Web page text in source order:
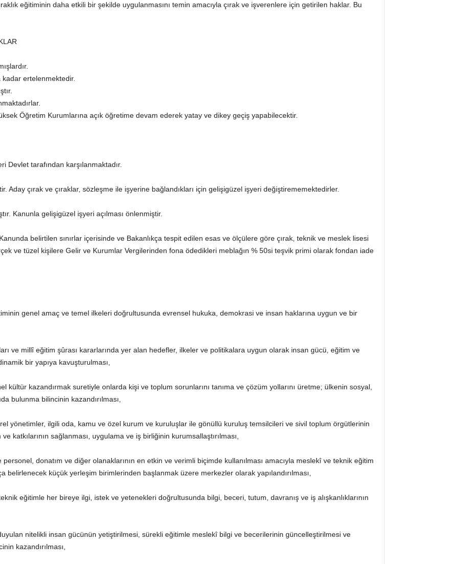
eğitiminin daha etkili bir şekilde uygulanmasını temin amacıyla çırak ve işverenlere için getirilen haklar. Bu
ertelenmektedir.
Öğretim Kurumlarına açık öğretime devam ederek yatay ve dikey geçiş yapabilecektir.
Devlet tarafından karşılanmaktadır.
Aday çırak ve çıraklar, sözleşme ile işyerine bağlandıkları için gelişigüzel işyeri değiştirememektedirler.
Kanunla gelişigüzel işyeri açılması önlenmiştir.
belirtilen sınırlar içerisinde ve Bakanlıkça tespit edilen esas ve ölçülere göre çırak, teknik ve meslek lisesi
ve tüzel kişilere Gelir ve Kurumlar Vergilerinden fona ödedikleri meblağın % 50si teşvik primi olarak fondan iade
genel amaç ve temel ilkeleri doğrultusunda evrensel hukuka, demokrasi ve insan haklarına uygun ve bir
ve millî eğitim şûrası kararlarında yer alan hedefler, ilkeler ve politikalara uygun olarak insan gücü, eğitim ve
bir yapıya kavuşturulması,
kültür kazandırmak suretiyle onlarda kişi ve toplum sorunlarını tanıma ve çözüm yollarını üretme; ülkenin sosyal,
bulunma bilincinin kazandırılması,
yönetimler, ilgili oda, kamu ve özel kurum ve kuruluşlar ile gönüllü kuruluş temsilcileri ve sivil toplum örgütlerinin
katkılarının sağlanması, uygulama ve iş birliğinin kurumsallaştırılması,
donatım ve diğer olanaklarının en etkin ve verimli biçimde kullanılması amacıyla meslekî ve teknik eğitim
belirlenecek küçük yerleşim birimlerinden başlanmak üzere merkezler olarak yapılandırılması,
eğitimle her bireye ilgi, istek ve yetenekleri doğrultusunda bilgi, beceri, tutum, davranış ve iş alışkanlıklarının
nitelikli insan gücünün yetiştirilmesi, sürekli eğitimle meslekî bilgi ve becerilerinin güncelleştirilmesi ve
kazandırılması,